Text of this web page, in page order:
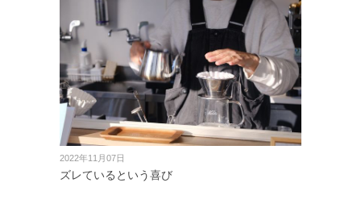
2022年11月07日
ズレているという喜び